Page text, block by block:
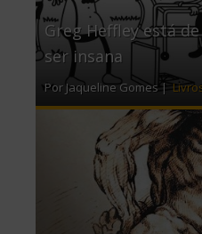
Greg Heffley está
ser insana
Por Jaqueline Gomes |